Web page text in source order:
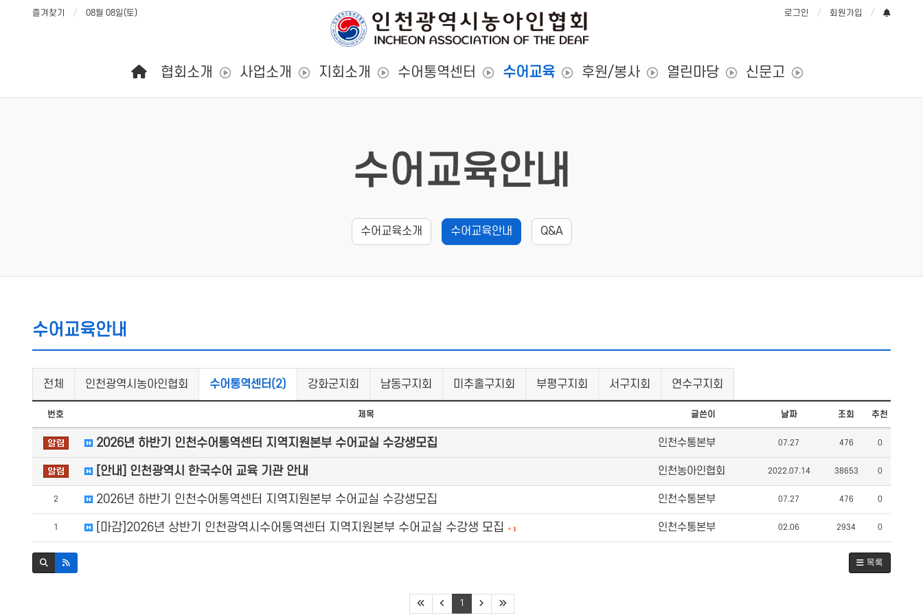
즐겨찾기 08월 08일(토) 로그인 회원가입
협회소개 사업소개 지회소개 수어통역센터 수어교육 후원/봉사 열린마당 신문고
수어교육안내
수어교육소개 수어교육안내 Q&A
수어교육안내
전체 인천광역시농아인협회 수어통역센터(2) 강화군지회 남동구지회 미추홀구지회 부평구지회 서구지회 연수구지회
번호 제목 글쓴이 날짜 조회 추천
2026년 하반기 인천수어통역센터 지역지원본부 수어교실 수강생모집 인천수통본부 07.27 476 0
[안내] 인천광역시 한국수어 교육 기관 안내 인천농아인협회 2022.07.14 38653 0
2 2026년 하반기 인천수어통역센터 지역지원본부 수어교실 수강생모집 인천수통본부 07.27 476 0
1 [마감]2026년 상반기 인천광역시수어통역센터 지역지원본부 수어교실 수강생 모집 + 1 인천수통본부 02.06 2934 0
목록
1